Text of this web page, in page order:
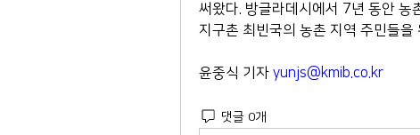
써왔다. 방글라데시에서 7년 동안 농
지구촌 최빈국의 농촌 지역 주민들을
윤중식 기자 yunjs@kmib.co.kr
댓글 0개